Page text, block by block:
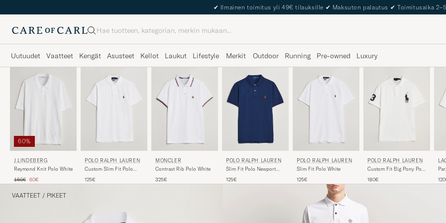
The Care of Carl Passport
Haku
Uutuudet Vaatteet Kengät Asusteet Kellot Laukut Lifestyle Merkit Outdoor Running Pre-owned Luxury
60%
J.LINDEBERG
Reymond Knit Polo White
Tavallinen hinta
150€ Alennettu hinta
60€
POLO RALPH LAUREN
Custom Slim Fit Polo
125€
MONCLER
Contrast Rib Polo White
325€
POLO RALPH LAUREN
Slim Fit Polo Newport
125€
POLO RALPH LAUREN
Slim Fit Polo White
125€
POLO RALPH LAUREN
Custom Fit Big Pony Polo
180€
VAATTEET / PIKEET